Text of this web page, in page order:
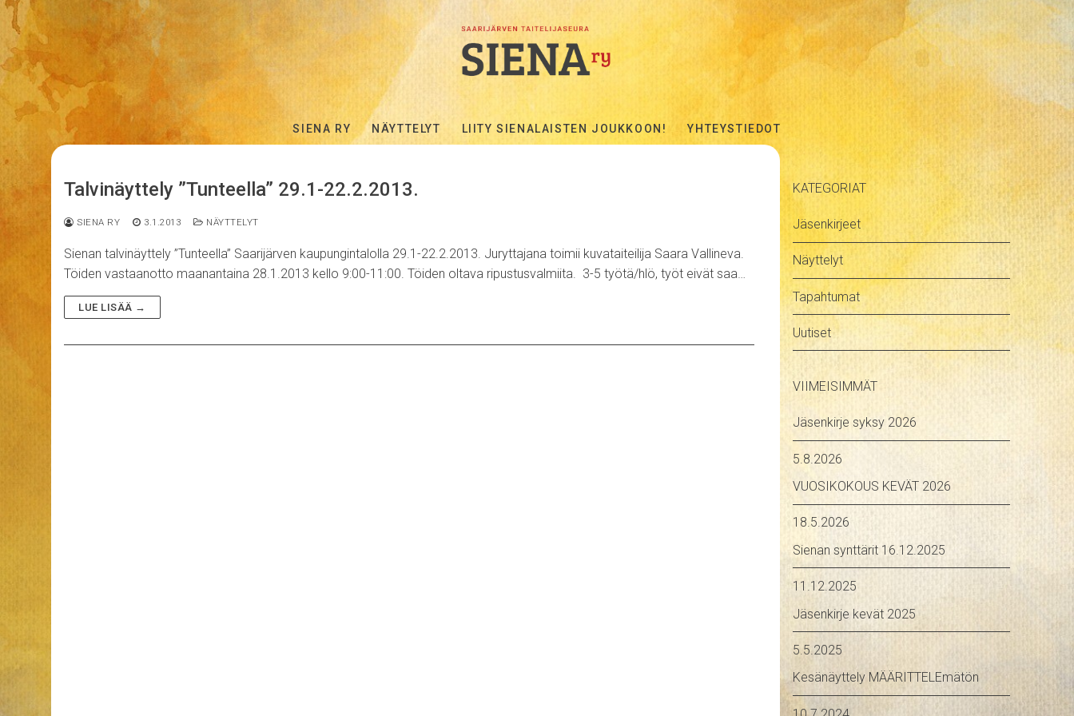
Hyppää
sisältöön
SIENA RY NÄYTTELYT LIITY SIENALAISTEN JOUKKOON! YHTEYSTIEDOT
Talvinäyttely ”Tunteella” 29.1-22.2.2013.
SIENA RY 3.1.2013 NÄYTTELYT
Sienan talvinäyttely ”Tunteella” Saarijärven kaupungintalolla 29.1-22.2.2013. Juryttajana toimii kuvataiteilija Saara Vallineva.
Töiden vastaanotto maanantaina 28.1.2013 kello 9:00-11:00. Töiden oltava ripustusvalmiita. 3-5 työtä/hlö, työt eivät saa…
LUE LISÄÄ →
KATEGORIAT
Jäsenkirjeet
Näyttelyt
Tapahtumat
Uutiset
VIIMEISIMMÄT
Jäsenkirje syksy 2026
5.8.2026
VUOSIKOKOUS KEVÄT 2026
18.5.2026
Sienan synttärit 16.12.2025
11.12.2025
Jäsenkirje kevät 2025
5.5.2025
Kesänäyttely MÄÄRITTELEmätön